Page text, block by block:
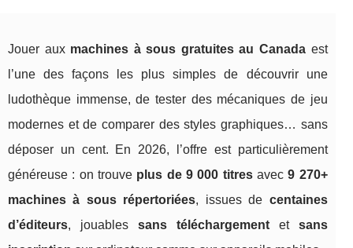
Jouer aux machines à sous gratuites au Canada est
l’une des façons les plus simples de découvrir une
ludothèque immense, de tester des mécaniques de jeu
modernes et de comparer des styles graphiques… sans
déposer un cent. En 2026, l’offre est particulièrement
généreuse : on trouve plus de 9 000 titresavec9 270+
machines à sous répertoriées, issues de centaines
d’éditeurs, jouables sans téléchargementet sans